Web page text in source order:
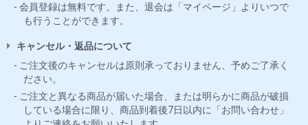
会員登録は無料です。また、退会は「マイページ」よりいつで
も行うことができます。
キャンセル・返品について
ご注文後のキャンセルは原則承っておりません、予めご了承く
ださい。
ご注文と異なる商品が届いた場合、または明らかに商品が破損
している場合に限り、商品到着後7日以内に「お問い合わせ」